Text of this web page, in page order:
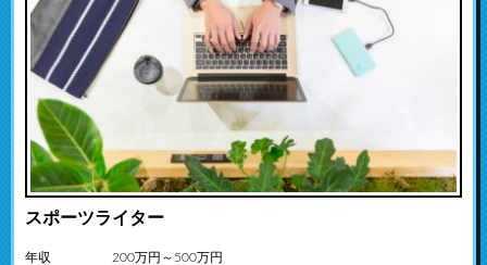
スポーツライター
年収 200万円～500万円